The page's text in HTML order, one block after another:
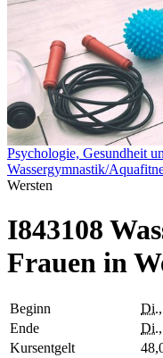
Psychologie, Gesundheit
Wassergymnastik/
Wersten
I843108
Frauen in
Beginn Di.
Ende
Di.
Kursentgelt